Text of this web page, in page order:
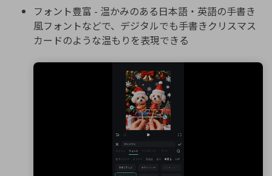
フォント豊富 - 温かみのある日本語・英語の手書き
風フォントなどで、デジタルでも手書きクリスマス
カードのような温もりを表現できる